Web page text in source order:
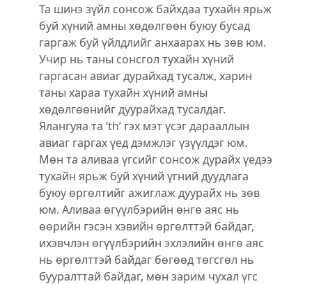
Та шинэ зүйл сонсож байхдаа тухайн ярьж
буй хүний амны хөдөлгөөн буюу бусад
гаргаж буй үйлдлийг анхаарах нь зөв юм.
Учир нь таны сонсгол тухайн хүний
гаргасан авиаг дурайхад тусалж, харин
таны хараа тухайн хүний амны
хөдөлгөөнийг дуурайхад тусалдаг.
Ялангуяа та ‘th’ гэх мэт үсэг дарааллын
авиаг гаргах үед дэмжлэг үзүүлдэг юм.
Мөн та аливаа үгсийг сонсож дурайх үедээ
тухайн ярьж буй хүний үгний дуудлага
буюу өргөлтийг ажиглаж дуурайх нь зөв
юм. Аливаа өгүүлбэрийн өнгө аяс нь
өөрийн гэсэн хэвийн өргөлттэй байдаг,
ихэвчлэн өгүүлбэрийн эхлэлийн өнгө аяс
нь өргөлттэй байдаг бөгөөд төгсгөл нь
бууралттай байдаг, мөн зарим чухал үгс